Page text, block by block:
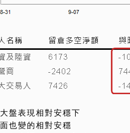
盤表現相對安穩下
也變的相對安穩